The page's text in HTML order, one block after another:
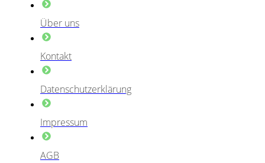
Über uns
Kontakt
Datenschutzerklärung
Impressum
AGB